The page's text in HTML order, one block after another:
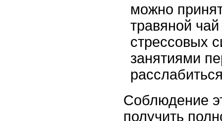
можно
травяной чай
стрессовых
занятиями
Соблюдение
получить